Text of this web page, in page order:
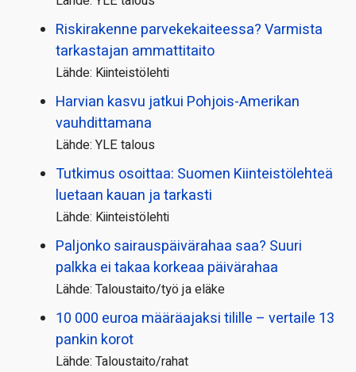
Riskirakenne parvekekaiteessa? Varmista
tarkastajan ammattitaito
Lähde: Kiinteistölehti
Harvian kasvu jatkui Pohjois-Amerikan
vauhdittamana
Lähde: YLE talous
Tutkimus osoittaa: Suomen Kiinteistölehteä
luetaan kauan ja tarkasti
Lähde: Kiinteistölehti
Paljonko sairauspäivä­rahaa saa? Suuri
palkka ei takaa korkeaa päivärahaa
Lähde: Taloustaito/työ ja eläke
10 000 euroa määräajaksi tilille – vertaile 13
pankin korot
Lähde: Taloustaito/rahat